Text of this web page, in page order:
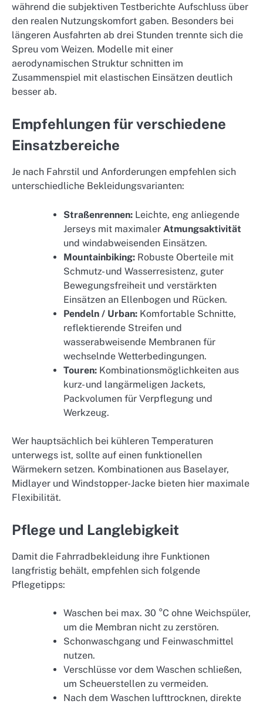
während die subjektiven Testberichte Aufschluss über
den realen Nutzungskomfort gaben. Besonders bei
längeren Ausfahrten ab drei Stunden trennte sich die
Spreu vom Weizen. Modelle mit einer
aerodynamischen Struktur schnitten im
Zusammenspiel mit elastischen Einsätzen deutlich
besser ab.
Empfehlungen für verschiedene
Einsatzbereiche
Je nach Fahrstil und Anforderungen empfehlen sich
unterschiedliche Bekleidungsvarianten:
Straßenrennen: Leichte, eng anliegende
Jerseys mit maximaler Atmungsaktivität
und windabweisenden Einsätzen.
Mountainbiking: Robuste Oberteile mit
Schmutz- und Wasserresistenz, guter
Bewegungsfreiheit und verstärkten
Einsätzen an Ellenbogen und Rücken.
Pendeln / Urban: Komfortable Schnitte,
reflektierende Streifen und
wasserabweisende Membranen für
wechselnde Wetterbedingungen.
Touren: Kombinationsmöglichkeiten aus
kurz- und langärmeligen Jackets,
Packvolumen für Verpflegung und
Werkzeug.
Wer hauptsächlich bei kühleren Temperaturen
unterwegs ist, sollte auf einen funktionellen
Wärmekern setzen. Kombinationen aus Baselayer,
Midlayer und Windstopper-Jacke bieten hier maximale
Flexibilität.
Pflege und Langlebigkeit
Damit die Fahrradbekleidung ihre Funktionen
langfristig behält, empfehlen sich folgende
Pflegetipps:
Waschen bei max. 30 °C ohne Weichspüler,
um die Membran nicht zu zerstören.
Schonwaschgang und Feinwaschmittel
nutzen.
Verschlüsse vor dem Waschen schließen,
um Scheuerstellen zu vermeiden.
Nach dem Waschen lufttrocknen, direkte